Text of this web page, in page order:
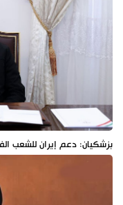
بزشكيان: دعم إيران للشعب